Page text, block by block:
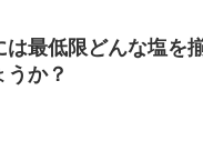
は最低限どんな塩を
うか？